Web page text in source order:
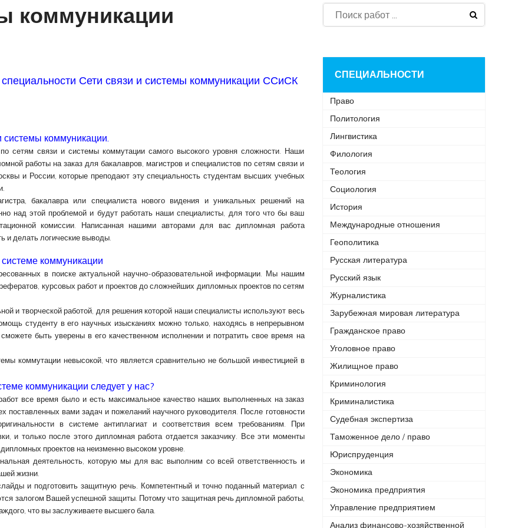
коммуникации
Сети связи и системы коммуникации ССиСК
системы коммуникации.
сетям связи и системы коммутации самого высокого уровня сложности. Наши
работы на заказ для бакалавров, магистров и специалистов по сетям связи и
и России, которые преподают эту специальность студентам высших учебных
бакалавра или специалиста нового видения и уникальных решений на
над этой проблемой и будут работать наши специалисты, для того что бы ваш
комиссии. Написанная нашими авторами для вас дипломная работа
и делать логические выводы.
коммуникации
в поиске актуальной научно-образовательной информации. Мы нашим
курсовых работ и проектов до сложнейших дипломных проектов по сетям
и творческой работой, для решения которой наши специалисты используют весь
студенту в его научных изысканиях можно только, находясь в непрерывном
быть уверены в его качественном исполнении и потратить свое время на
коммутации невысокой, что является сравнительно не большой инвестицией в
коммуникации следует у нас?
все время было и есть максимальное качество наших выполненных на заказ
вами задач и пожеланий научного руководителя. После готовности
в системе антиплагиат и соответствия всем требованиям. При
и только после этого дипломная работа отдается заказчику. Все эти моменты
проектов на неизменно высоком уровне.
деятельность, которую мы для вас выполним со всей ответственность и
жизни.
и подготовить защитную речь. Компетентный и точно поданный материал с
залогом Вашей успешной защиты. Потому что защитная речь дипломной работы,
что вы заслуживаете высшего бала.
СПЕЦИАЛЬНОСТИ
Право
Политология
Лингвистика
Филология
Теология
Социология
История
Международные отношения
Геополитика
Русская литература
Русский язык
Журналистика
Зарубежная мировая литература
Гражданское право
Уголовное право
Жилищное право
Криминология
Криминалистика
Судебная экспертиза
Таможенное дело / право
Юриспруденция
Экономика
Экономика предприятия
Управление предприятием
Анализ финансово-хозяйственной